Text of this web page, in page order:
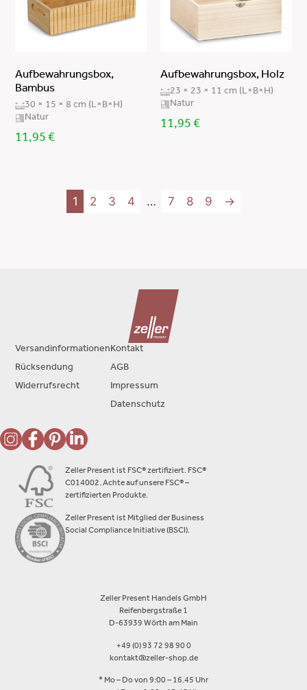
Aufbewahrungsbox,
Bambus
30 × 15 × 8 cm (L×B×H)
Natur
11,95€
Aufbewahrungsbox, Holz
23 × 23 × 11 cm (L×B×H)
Natur
11,95 €
1 2 3 4 … 7 8 9 →
Zeller Present ist FSC® zertifiziert. FSC®
C014002. Achte auf unsere FSC® –
zertifizierten Produkte.
Zeller Present ist Mitglied der Business
Social Compliance Initiative (BSCI).
Zeller Present Handels GmbH
Reifenbergstraße 1
D-63939 Wörth am Main
+49 (0) 93 72 98 90 0
kontakt@zeller-shop.de
* Mo – Do von 9:00 – 16.45 Uhr
Versandinformationen
Rücksendung
Widerrufsrecht
Kontakt
AGB
Impressum
Datenschutz